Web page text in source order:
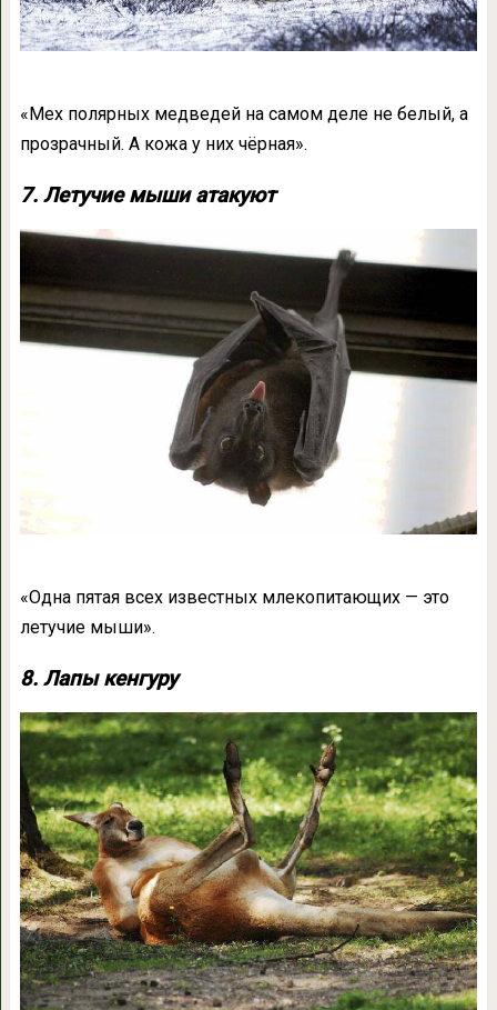
«Мех полярных медведей на самом деле не белый, а
прозрачный. А кожа у них чёрная».
7. Летучие мыши атакуют
«Одна пятая всех известных млекопитающих — это
летучие мыши».
8. Лапы кенгуру